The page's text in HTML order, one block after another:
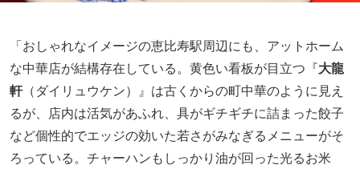
「おしゃれなイメージの恵比寿駅周辺にも、アットホーム
な中華店が結構存在している。黄色い看板が目立つ『大龍
軒（ダイリュウケン）』は古くからの町中華のように見え
るが、店内は活気があふれ、具がギチギチに詰まった餃子
など個性的でエッジの効いた若さがみなぎるメニューがそ
ろっている。チャーハンもしっかり油が回った光るお米